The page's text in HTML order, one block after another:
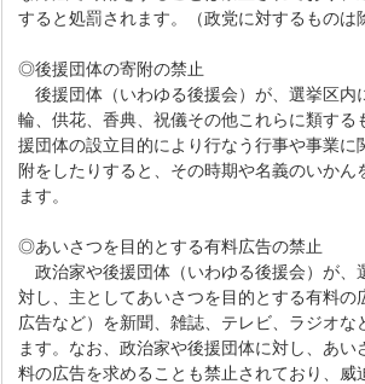
すると処罰されます。（政党に対するものは
◎後援団体の寄附の禁止
後援団体（いわゆる後援会）が、選挙区内
輪、供花、香典、祝儀その他これらに類する
援団体の設立目的により行なう行事や事業に
附をしたりすると、その時期や名義のいかん
ます。
◎あいさつを目的とする有料広告の禁止
政治家や後援団体（いわゆる後援会）が、
対し、主としてあいさつを目的とする有料の
広告など）を新聞、雑誌、テレビ、ラジオな
ます。なお、政治家や後援団体に対し、あい
料の広告を求めることも禁止されており、威